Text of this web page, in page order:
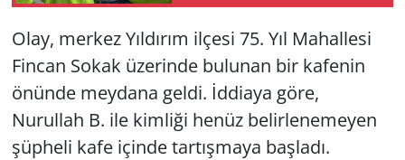
Olay, merkez Yıldırım ilçesi 75. Yıl Mahallesi
Fincan Sokak üzerinde bulunan bir kafenin
önünde meydana geldi. İddiaya göre,
Nurullah B. ile kimliği henüz belirlenemeyen
şüpheli kafe içinde tartışmaya başladı.